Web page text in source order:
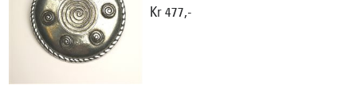
Kr 477,-